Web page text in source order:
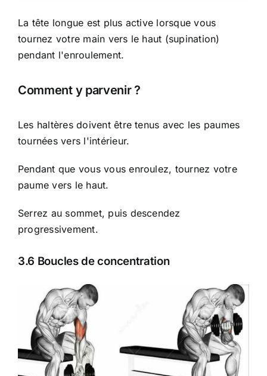
La tête longue est plus active lorsque vous
tournez votre main vers le haut (supination)
pendant l'enroulement.
Comment y parvenir ?
Les haltères doivent être tenus avec les paumes
tournées vers l'intérieur.
Pendant que vous vous enroulez, tournez votre
paume vers le haut.
Serrez au sommet, puis descendez
progressivement.
3.6 Boucles de concentration